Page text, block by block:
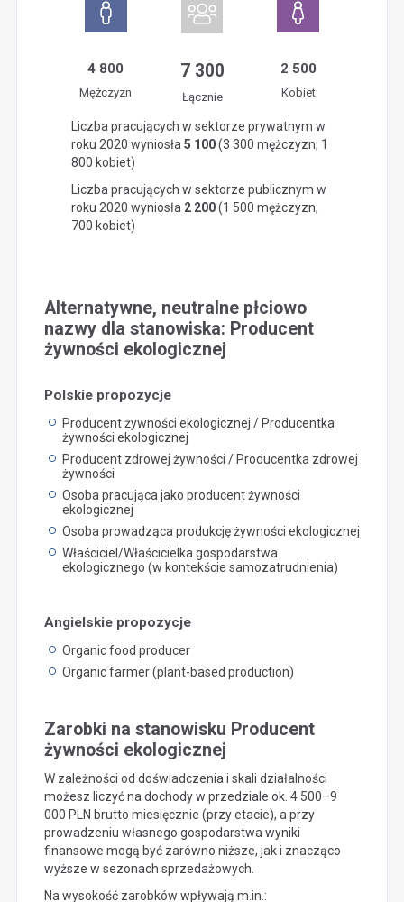
4 800
Mężczyzn
7 300
Łącznie
2 500
Kobiet
Liczba pracujących w sektorze prywatnym w
roku 2020 wyniosła 5 100(3 300 mężczyzn, 1
800 kobiet)
Liczba pracujących w sektorze publicznym w
roku 2020 wyniosła 2 200(1 500 mężczyzn,
700 kobiet)
Alternatywne, neutralne płciowo
nazwy dla stanowiska: Producent
żywności ekologicznej
Polskie propozycje
Producent żywności ekologicznej / Producentka
żywności ekologicznej
Producent zdrowej żywności / Producentka zdrowej
żywności
Osoba pracująca jako producent żywności
ekologicznej
Osoba prowadząca produkcję żywności ekologicznej
Właściciel/Właścicielka gospodarstwa
ekologicznego (w kontekście samozatrudnienia)
Angielskie propozycje
Organic food producer
Organic farmer (plant-based production)
Zarobki na stanowisku Producent
żywności ekologicznej
W zależności od doświadczenia i skali działalności
możesz liczyć na dochody w przedziale ok. 4 500–9
000 PLN brutto miesięcznie (przy etacie), a przy
prowadzeniu własnego gospodarstwa wyniki
finansowe mogą być zarówno niższe, jak i znacząco
wyższe w sezonach sprzedażowych.
Na wysokość zarobków wpływają m.in.: